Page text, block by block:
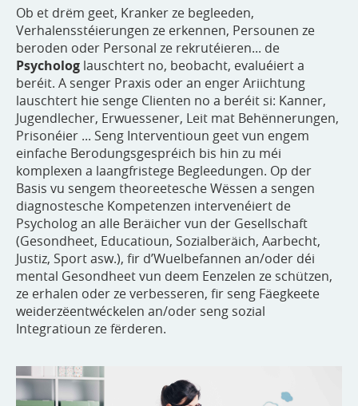
Ob et drëm geet, Kranker ze begleeden,
Verhalensstéierungen ze erkennen, Persounen ze
beroden oder Personal ze rekrutéieren... de
Psycholog lauschtert no, beobacht, evaluéiert a
beréit. A senger Praxis oder an enger Ariichtung
lauschtert hie senge Clienten no a beréit si: Kanner,
Jugendlecher, Erwuessener, Leit mat Behënnerungen,
Prisonéier ... Seng Interventioun geet vun engem
einfache Berodungsgespréich bis hin zu méi
komplexen a laangfristege Begleedungen. Op der
Basis vu sengem theoreetesche Wëssen a sengen
diagnostesche Kompetenzen intervenéiert de
Psycholog an alle Beräicher vun der Gesellschaft
(Gesondheet, Educatioun, Sozialberäich, Aarbecht,
Justiz, Sport asw.), fir d’Wuelbefannen an/oder déi
mental Gesondheet vun deem Eenzelen ze schützen,
ze erhalen oder ze verbesseren, fir seng Fäegkeete
weiderzëentwéckelen an/oder seng sozial
Integratioun ze fërderen.